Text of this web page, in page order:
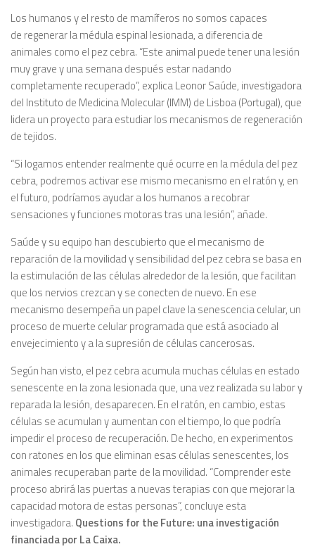
Los humanos y el resto de mamíferos no somos capaces
de regenerar la médula espinal lesionada, a diferencia de
animales como el pez cebra. “Este animal puede tener una lesión
muy grave y una semana después estar nadando
completamente recuperado”, explica Leonor Saúde, investigadora
del Instituto de Medicina Molecular (IMM) de Lisboa (Portugal), que
lidera un proyecto para estudiar los mecanismos de regeneración
de tejidos.
“Si logamos entender realmente qué ocurre en la médula del pez
cebra, podremos activar ese mismo mecanismo en el ratón y, en
el futuro, podríamos ayudar a los humanos a recobrar
sensaciones y funciones motoras tras una lesión”, añade.
Saúde y su equipo han descubierto que el mecanismo de
reparación de la movilidad y sensibilidad del pez cebra se basa en
la estimulación de las células alrededor de la lesión, que facilitan
que los nervios crezcan y se conecten de nuevo. En ese
mecanismo desempeña un papel clave la senescencia celular, un
proceso de muerte celular programada que está asociado al
envejecimiento y a la supresión de células cancerosas.
Según han visto, el pez cebra acumula muchas células en estado
senescente en la zona lesionada que, una vez realizada su labor y
reparada la lesión, desaparecen. En el ratón, en cambio, estas
células se acumulan y aumentan con el tiempo, lo que podría
impedir el proceso de recuperación. De hecho, en experimentos
con ratones en los que eliminan esas células senescentes, los
animales recuperaban parte de la movilidad. “Comprender este
proceso abrirá las puertas a nuevas terapias con que mejorar la
capacidad motora de estas personas”, concluye esta
investigadora. Questions for the Future: una investigación
financiada por La Caixa.